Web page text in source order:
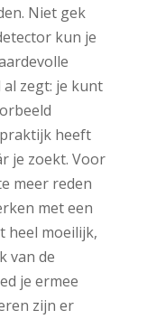
Niet gek
kun je
zegt: je kunt
heeft
je zoekt. Voor
meer reden
met een
heel moeilijk,
van de
je ermee
zijn er